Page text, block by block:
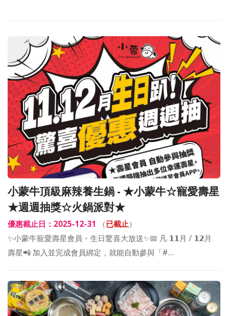
小蒙牛頂級麻辣養生鍋 - ★小蒙牛☆寵愛壽星
★週週抽獎☆火鍋派對★
優惠截止日：2025-12-31 （已截止）
✨小蒙牛寵愛壽星會員・生日驚喜大放送✨📅 凡 𝟭𝟭月 / 𝟭𝟮月
壽星📲 加入並完成會員綁定，就能自動參與「#…